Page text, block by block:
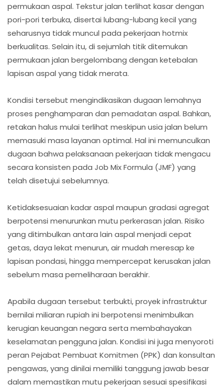
permukaan aspal. Tekstur jalan terlihat kasar dengan
pori-pori terbuka, disertai lubang-lubang kecil yang
seharusnya tidak muncul pada pekerjaan hotmix
berkualitas. Selain itu, di sejumlah titik ditemukan
permukaan jalan bergelombang dengan ketebalan
lapisan aspal yang tidak merata.
Kondisi tersebut mengindikasikan dugaan lemahnya
proses penghamparan dan pemadatan aspal. Bahkan,
retakan halus mulai terlihat meskipun usia jalan belum
memasuki masa layanan optimal. Hal ini memunculkan
dugaan bahwa pelaksanaan pekerjaan tidak mengacu
secara konsisten pada Job Mix Formula (JMF) yang
telah disetujui sebelumnya.
Ketidaksesuaian kadar aspal maupun gradasi agregat
berpotensi menurunkan mutu perkerasan jalan. Risiko
yang ditimbulkan antara lain aspal menjadi cepat
getas, daya lekat menurun, air mudah meresap ke
lapisan pondasi, hingga mempercepat kerusakan jalan
sebelum masa pemeliharaan berakhir.
Apabila dugaan tersebut terbukti, proyek infrastruktur
bernilai miliaran rupiah ini berpotensi menimbulkan
kerugian keuangan negara serta membahayakan
keselamatan pengguna jalan. Kondisi ini juga menyoroti
peran Pejabat Pembuat Komitmen (PPK) dan konsultan
pengawas, yang dinilai memiliki tanggung jawab besar
dalam memastikan mutu pekerjaan sesuai spesifikasi